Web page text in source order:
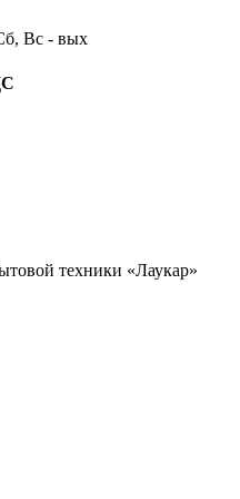
Вс - вых
техники «Лаукар»